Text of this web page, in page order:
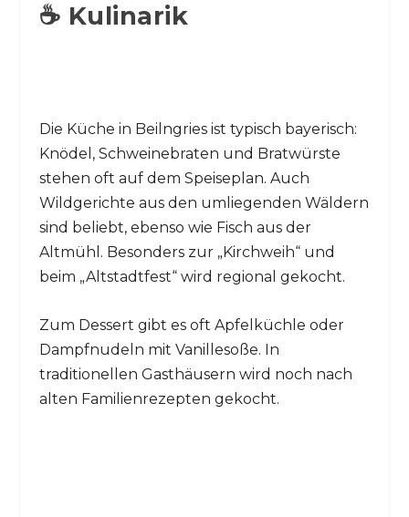
☕ Kulinarik
Die Küche in Beilngries ist typisch bayerisch:
Knödel, Schweinebraten und Bratwürste
stehen oft auf dem Speiseplan. Auch
Wildgerichte aus den umliegenden Wäldern
sind beliebt, ebenso wie Fisch aus der
Altmühl. Besonders zur „Kirchweih“ und
beim „Altstadtfest“ wird regional gekocht.
Zum Dessert gibt es oft Apfelküchle oder
Dampfnudeln mit Vanillesoße. In
traditionellen Gasthäusern wird noch nach
alten Familienrezepten gekocht.